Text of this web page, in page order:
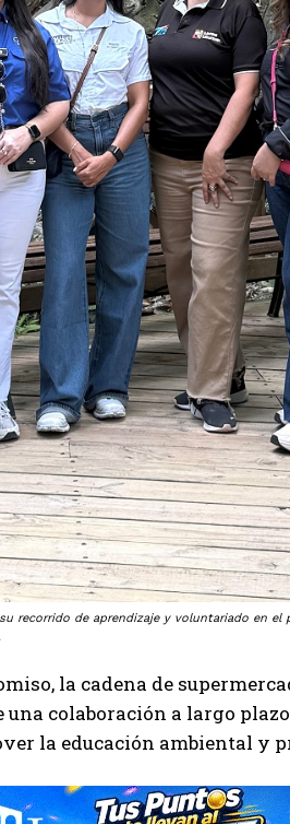
recorrido de aprendizaje y voluntariado en
la cadena de
colaboración a largo
la educación ambiental y